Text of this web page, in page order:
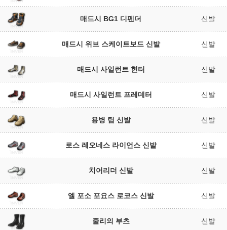
매드시 BG1 디펜더 신발
매드시 위브 스케이트보드 신발 신발
매드시 사일런트 헌터 신발
매드시 사일런트 프레데터 신발
용병 팀 신발 신발
로스 레오네스 라이언스 신발 신발
치어리더 신발 신발
엘 포소 포요스 로코스 신발 신발
줄리의 부츠 신발